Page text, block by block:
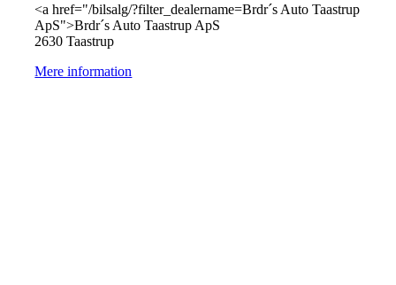
<a href="/bilsalg/?filter_dealername=Brdr´s Auto Taastrup
ApS">Brdr´s Auto Taastrup ApS
2630 Taastrup
Mere information